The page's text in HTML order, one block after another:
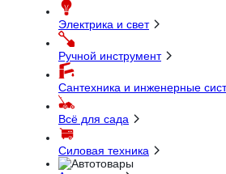
Электрика и свет
Ручной инструмент
Сантехника и инженерные
Всё для сада
Силовая техника